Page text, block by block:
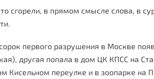
сгорели, в прямом смысле слова, в
первого разрушения в Москве
другая попала в дом ЦК КПСС на
Кисельном переулке и в зоопарке на